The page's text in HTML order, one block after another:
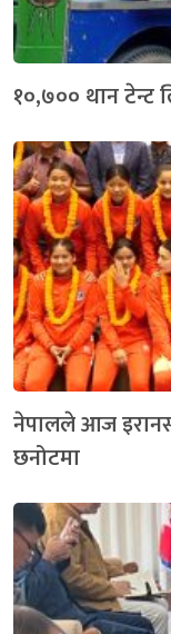
१०,७०० थान टेन्ट
नेपालले आज
छनोटमा